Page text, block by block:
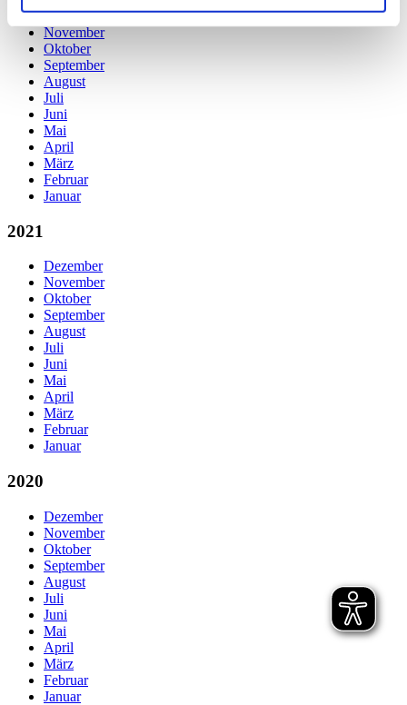
Dezember
November
Oktober
September
August
Juli
Juni
Mai
April
März
Februar
Januar
2021
Dezember
November
Oktober
September
August
Juli
Juni
Mai
April
März
Februar
Januar
2020
Dezember
November
Oktober
September
August
Juli
Juni
Mai
April
März
Februar
Januar